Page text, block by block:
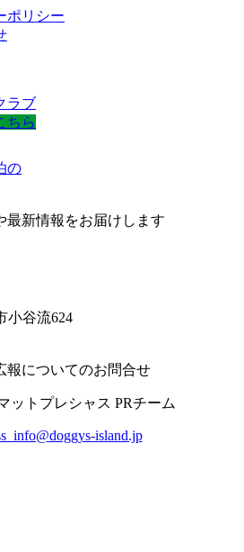
ポリシー
ちら
の
最新情報をお届けします
小谷流624
報についてのお問合せ
ットプレシャス PRチーム
island.jp